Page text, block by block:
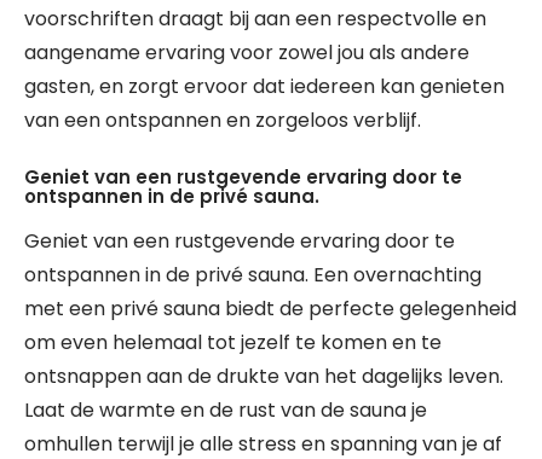
voorschriften draagt bij aan een respectvolle en
aangename ervaring voor zowel jou als andere
gasten, en zorgt ervoor dat iedereen kan genieten
van een ontspannen en zorgeloos verblijf.
Geniet van een rustgevende ervaring door te
ontspannen in de privé sauna.
Geniet van een rustgevende ervaring door te
ontspannen in de privé sauna. Een overnachting
met een privé sauna biedt de perfecte gelegenheid
om even helemaal tot jezelf te komen en te
ontsnappen aan de drukte van het dagelijks leven.
Laat de warmte en de rust van de sauna je
omhullen terwijl je alle stress en spanning van je af